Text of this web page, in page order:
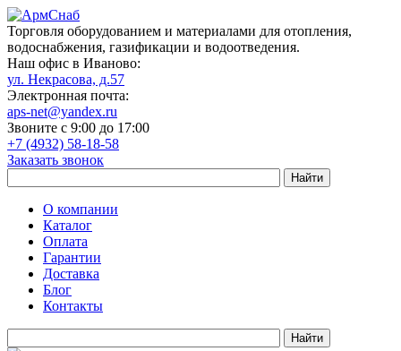
Торговля оборудованием и материалами для отопления,
водоснабжения, газификации и водоотведения.
Наш офис в Иваново:
ул. Некрасова, д.57
Электронная почта:
aps-net@yandex.ru
Звоните с 9:00 до 17:00
+7 (4932) 58-18-58
Заказать звонок
О компании
Каталог
Оплата
Гарантии
Доставка
Блог
Контакты